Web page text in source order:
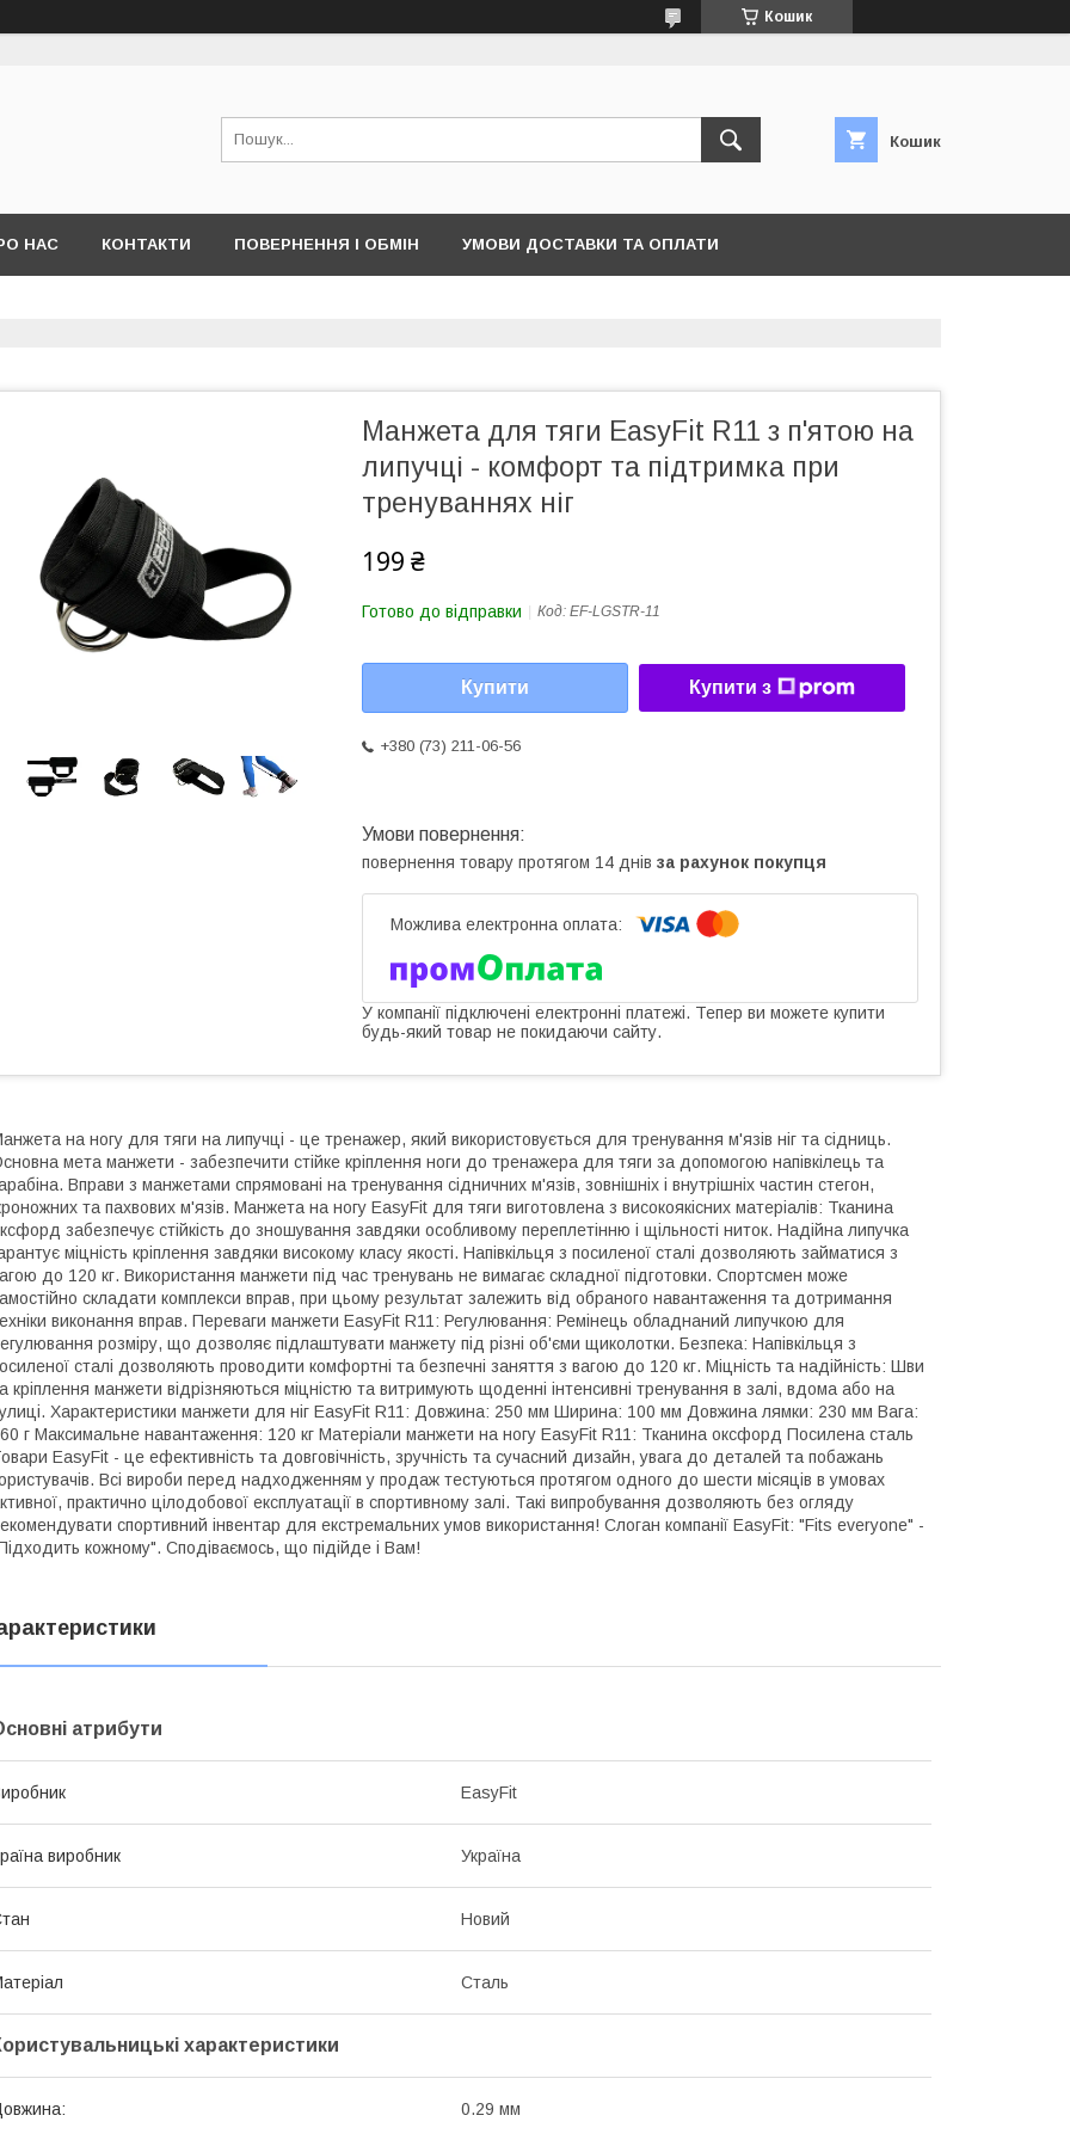
Кошик
Кошик
НАС КОНТАКТИ ПОВЕРНЕННЯ І ОБМІН УМОВИ ДОСТАВКИ ТА ОПЛАТИ
Манжета для тяги EasyFit R11 з п'ятою на
липучці - комфорт та підтримка при
тренуваннях ніг
199 ₴
Готово до відправки Код: EF-LGSTR-11
Купити Купити з
+380 (73) 211-06-56
повернення товару протягом 14 днів за рахунок покупця
У компанії підключені електронні платежі. Тепер ви можете купити
будь-який товар не покидаючи сайту.
на ногу для тяги на липучці - це тренажер, який використовується для тренування м'язів ніг та сідниць.
мета манжети - забезпечити стійке кріплення ноги до тренажера для тяги за допомогою напівкілець та
Вправи з манжетами спрямовані на тренування сідничних м'язів, зовнішніх і внутрішніх частин стегон,
та пахвових м'язів. Манжета на ногу EasyFit для тяги виготовлена з високоякісних матеріалів: Тканина
забезпечує стійкість до зношування завдяки особливому переплетінню і щільності ниток. Надійна липучка
міцність кріплення завдяки високому класу якості. Напівкільця з посиленої сталі дозволяють займатися з
до 120 кг. Використання манжети під час тренувань не вимагає складної підготовки. Спортсмен може
складати комплекси вправ, при цьому результат залежить від обраного навантаження та дотримання
виконання вправ. Переваги манжети EasyFit R11: Регулювання: Ремінець обладнаний липучкою для
розміру, що дозволяє підлаштувати манжету під різні об'єми щиколотки. Безпека: Напівкільця з
сталі дозволяють проводити комфортні та безпечні заняття з вагою до 120 кг. Міцність та надійність: Шви
кріплення манжети відрізняються міцністю та витримують щоденні інтенсивні тренування в залі, вдома або на
Характеристики манжети для ніг EasyFit R11: Довжина: 250 мм Ширина: 100 мм Довжина лямки: 230 мм Вага:
г Максимальне навантаження: 120 кг Матеріали манжети на ногу EasyFit R11: Тканина оксфорд Посилена сталь
EasyFit - це ефективність та довговічність, зручність та сучасний дизайн, увага до деталей та побажань
Всі вироби перед надходженням у продаж тестуються протягом одного до шести місяців в умовах
практично цілодобової експлуатації в спортивному залі. Такі випробування дозволяють без огляду
спортивний інвентар для екстремальних умов використання! Слоган компанії EasyFit: "Fits everyone" -
кожному". Сподіваємось, що підійде і Вам!
атрибути
EasyFit
виробник Україна
Новий
Сталь
характеристики
0.29 мм